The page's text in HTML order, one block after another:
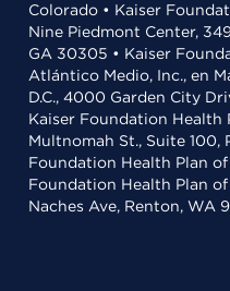
Colorado • Kaiser
Nine Piedmont Center,
GA 30305 • Kaiser
Atlántico Medio, Inc., en
D.C., 4000 Garden City
Kaiser Foundation Health
Multnomah St., Suite 100,
Foundation Health Plan
Foundation Health Plan
Naches Ave, Renton, WA